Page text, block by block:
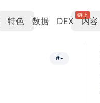
特色 数据 DEX
链上
内容
#-